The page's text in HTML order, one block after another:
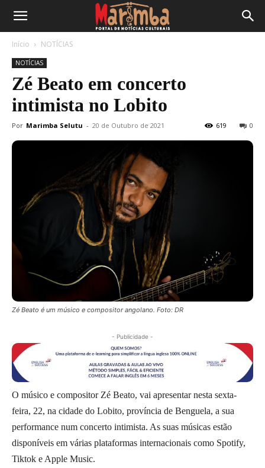
Início NOTÍCIAS
NOTÍCIAS
Zé Beato em concerto
intimista no Lobito
Por Marimba Selutu - 20 de Outubro de 2021 0
619
Zé Beato é um músico e compositor angolano. Foto: DR
- Publicidade -
O músico e compositor Zé Beato, vai apresentar nesta sexta-
feira, 22, na cidade do Lobito, província de Benguela, a sua
performance num concerto intimista. As suas músicas estão
disponíveis em várias plataformas internacionais como Spotify,
Tiktok e Apple Music.